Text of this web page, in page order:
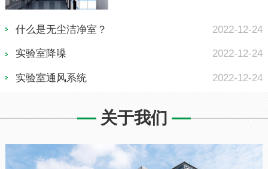
什么是无尘洁净室？ 2022-12-24
实验室降噪 2022-12-24
实验室通风系统 2022-12-24
关于我们